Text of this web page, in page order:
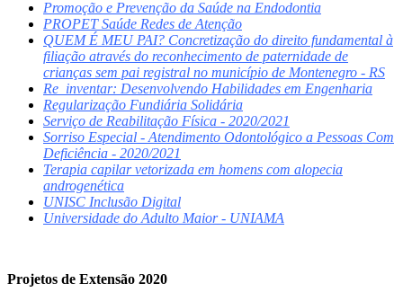
Promoção e Prevenção da Saúde na Endodontia
PROPET Saúde Redes de Atenção
QUEM É MEU PAI? Concretização do direito fundamental à
filiação através do reconhecimento de paternidade de
crianças sem pai registral no município de Montenegro - RS
Re_inventar: Desenvolvendo Habilidades em Engenharia
Regularização Fundiária Solidária
Serviço de Reabilitação Física - 2020/2021
Sorriso Especial - Atendimento Odontológico a Pessoas Com
Deficiência - 2020/2021
Terapia capilar vetorizada em homens com alopecia
androgenética
UNISC Inclusão Digital
Universidade do Adulto Maior - UNIAMA
Projetos de Extensão 2020